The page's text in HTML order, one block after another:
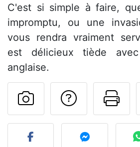
C'est si simple à faire,
impromptu, ou une
vous rendra vraiment
est délicieux tiède
anglaise.
Poser
Publier votre